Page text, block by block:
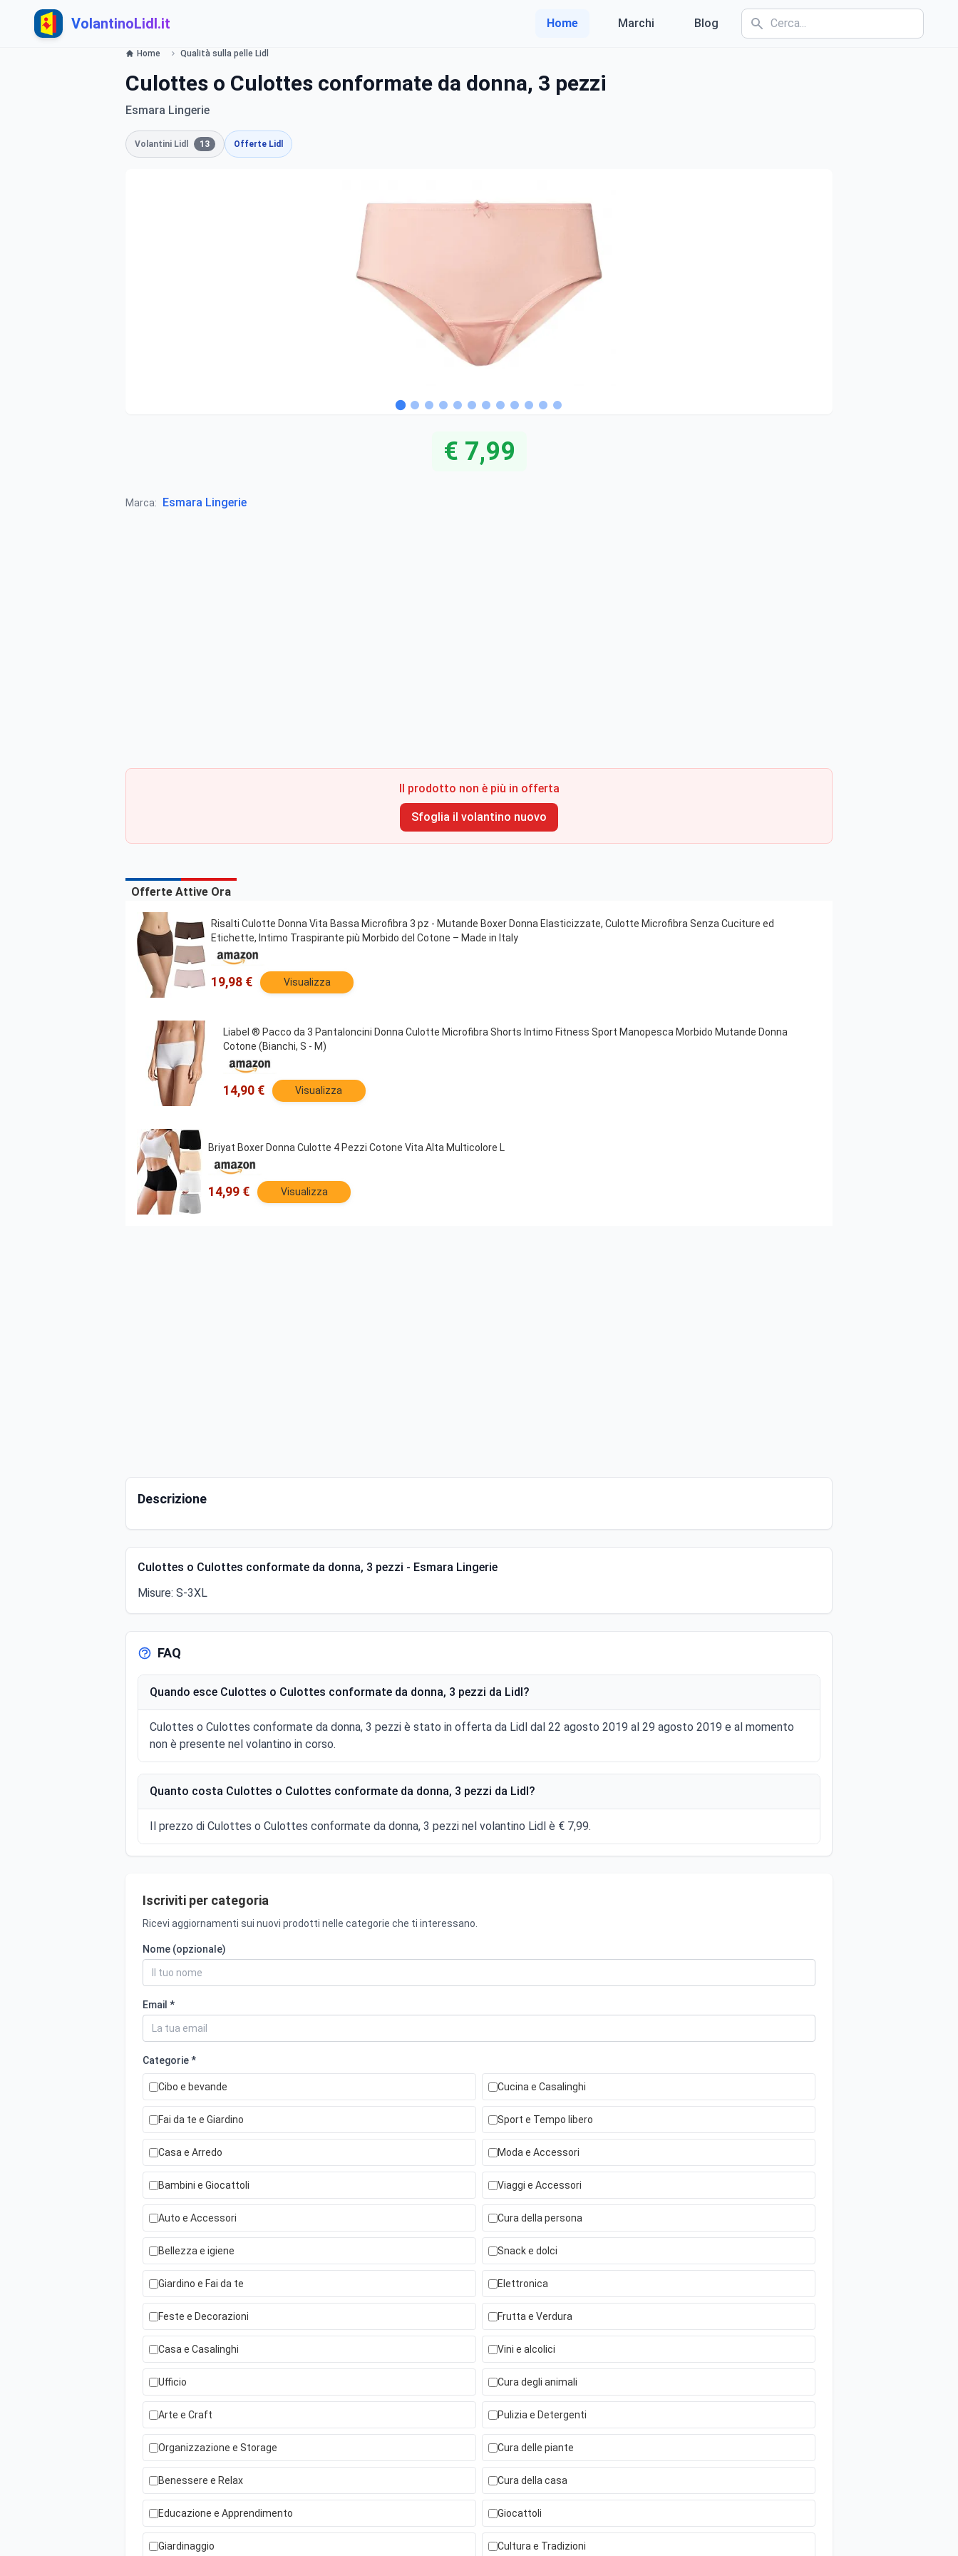
VolantinoLidl.it Home Marchi Blog
Home Qualità sulla pelle Lidl
Culottes o Culottes conformate da donna, 3 pezzi
Esmara Lingerie
Volantini Lidl 13 Offerte Lidl
€ 7,99
Marca: Esmara Lingerie
Il prodotto non è più in offerta
Sfoglia il volantino nuovo
Offerte Attive Ora
Risalti Culotte Donna Vita Bassa Microfibra 3 pz - Mutande Boxer Donna Elasticizzate, Culotte Microfibra Senza Cuciture ed
Etichette, Intimo Traspirante più Morbido del Cotone – Made in Italy
19,98 € Visualizza
Liabel ® Pacco da 3 Pantaloncini Donna Culotte Microfibra Shorts Intimo Fitness Sport Manopesca Morbido Mutande Donna
Cotone (Bianchi, S - M)
14,90 € Visualizza
Briyat Boxer Donna Culotte 4 Pezzi Cotone Vita Alta Multicolore L
14,99 € Visualizza
Descrizione
Culottes o Culottes conformate da donna, 3 pezzi - Esmara Lingerie
Misure: S-3XL
FAQ
Quando esce Culottes o Culottes conformate da donna, 3 pezzi da Lidl?
Culottes o Culottes conformate da donna, 3 pezzi è stato in offerta da Lidl dal 22 agosto 2019 al 29 agosto 2019 e al momento
non è presente nel volantino in corso.
Quanto costa Culottes o Culottes conformate da donna, 3 pezzi da Lidl?
Il prezzo di Culottes o Culottes conformate da donna, 3 pezzi nel volantino Lidl è € 7,99.
Iscriviti per categoria
Ricevi aggiornamenti sui nuovi prodotti nelle categorie che ti interessano.
Nome (opzionale)
Email *
Categorie *
Cibo e bevande Cucina e Casalinghi
Fai da te e Giardino Sport e Tempo libero
Casa e Arredo Moda e Accessori
Bambini e Giocattoli Viaggi e Accessori
Auto e Accessori Cura della persona
Bellezza e igiene Snack e dolci
Giardino e Fai da te Elettronica
Feste e Decorazioni Frutta e Verdura
Casa e Casalinghi Vini e alcolici
Ufficio Cura degli animali
Arte e Craft Pulizia e Detergenti
Organizzazione e Storage Cura delle piante
Benessere e Relax Cura della casa
Educazione e Apprendimento Giocattoli
Giardinaggio Cultura e Tradizioni